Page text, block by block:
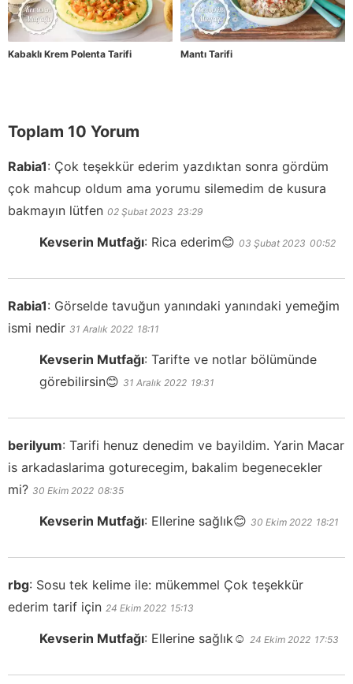
Kabaklı Krem Polenta Tarifi Mantı Tarifi
Toplam 10 Yorum
Rabia1: Çok teşekkür ederim yazdıktan sonra gördüm
çok mahcup oldum ama yorumu silemedim de kusura
bakmayın lütfen 02 Şubat 2023 23:29
Kevserin Mutfağı: Rica ederim😊 03 Şubat 2023 00:52
Rabia1: Görselde tavuğun yanındaki yanındaki yemeğim
ismi nedir 31 Aralık 2022 18:11
Kevserin Mutfağı: Tarifte ve notlar bölümünde
görebilirsin😊 31 Aralık 2022 19:31
berilyum: Tarifi henuz denedim ve bayildim. Yarin Macar
is arkadaslarima goturecegim, bakalim begenecekler
mi? 30 Ekim 2022 08:35
Kevserin Mutfağı: Ellerine sağlık😊 30 Ekim 2022 18:21
rbg: Sosu tek kelime ile: mükemmel Çok teşekkür
ederim tarif için 24 Ekim 2022 15:13
Kevserin Mutfağı: Ellerine sağlık☺️ 24 Ekim 2022 17:53